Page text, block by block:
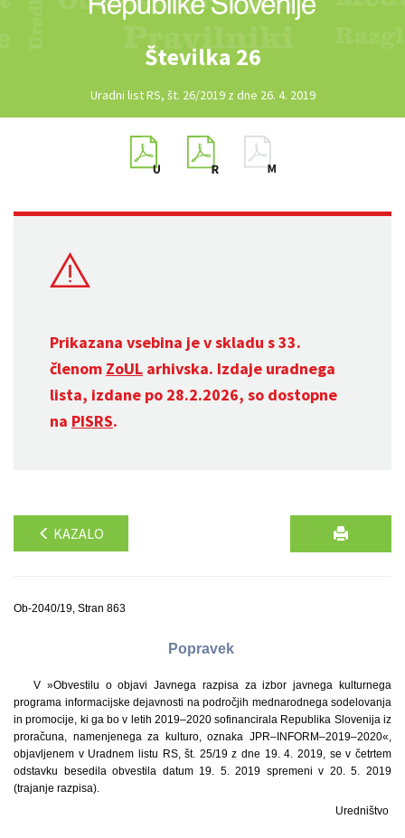
Številka 26
Uradni list RS, št. 26/2019 z dne 26. 4. 2019
Prikazana vsebina je v skladu s 33.
členom ZoUL arhivska. Izdaje uradnega
lista, izdane po 28.2.2026, so dostopne
na PISRS.
KAZALO
Ob-2040/19, Stran 863
Popravek
V »Obvestilu o objavi Javnega razpisa za izbor javnega kulturnega
programa informacijske dejavnosti na področjih mednarodnega sodelovanja
in promocije, ki ga bo v letih 2019–2020 sofinancirala Republika Slovenija iz
proračuna, namenjenega za kulturo, oznaka JPR–INFORM–2019–2020«,
objavljenem v Uradnem listu RS, št. 25/19 z dne 19. 4. 2019, se v četrtem
odstavku besedila obvestila datum 19. 5. 2019 spremeni v 20. 5. 2019
(trajanje razpisa).
Uredništvo